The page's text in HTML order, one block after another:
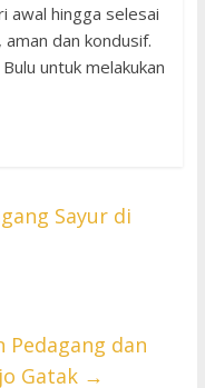
awal hingga selesai
dan kondusif.
untuk melakukan
Sayur di
Pedagang dan
Gatak →